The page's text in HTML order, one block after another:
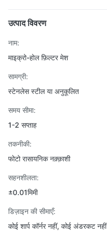
उत्पाद विवरण
नाम:
माइक्रो-होल फ़िल्टर मेश
सामग्री:
स्टेनलेस स्टील या अनुकूलित
समय सीमा:
1-2 सप्ताह
तकनीकी:
फोटो रासायनिक नक़्क़ाशी
सहनशीलता:
±0.01मिमी
डिज़ाइन की सीमाएँ:
कोई शार्प कॉर्नर नहीं, कोई अंडरकट नहीं